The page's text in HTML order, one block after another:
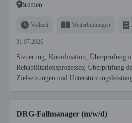
Bremen
Vollzeit Weiterbildungen
31.07.2026
Steuerung, Koordination, Überprüfung
Rehabilitationsprozesses; Überprüfung
Zielsetzungen und
DRG-Fallmanager (m/w/d)